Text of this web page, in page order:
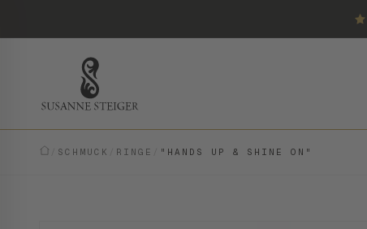
SCHMUCK RINGE "HANDS UP & SHINE ON"